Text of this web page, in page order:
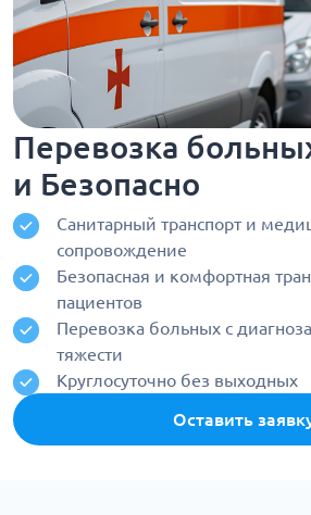
Перевозка
и Безопасно
Санитарный транспорт и
сопровождение
Безопасная и комфортная
пациентов
Перевозка больных с
тяжести
Круглосуточно без выходных
Оставить